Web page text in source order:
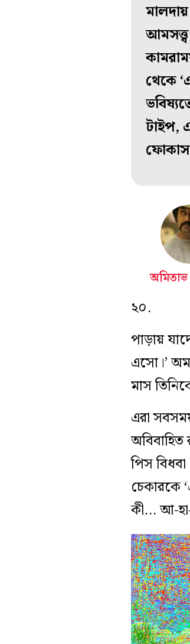
থেকে
টাইপ,
ফোকাস
অমিতাভ
২০.
পাড়ায়
এসো।’
মাস
এরা
পিস
চেকারকে
কী… আ-